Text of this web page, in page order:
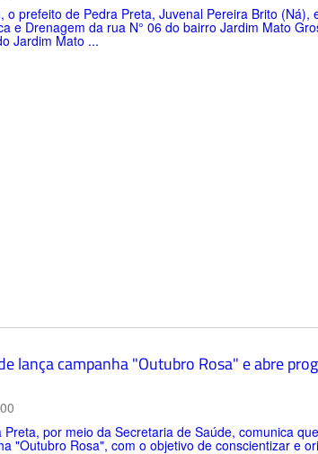
o prefeito de Pedra Preta, Juvenal Pereira Brito
e Drenagem da rua N° 06 do bairro Jardim Mato
Jardim Mato ...
lança campanha "Outubro Rosa" e abre
Preta, por meio da Secretaria de Saúde, comunica
"Outubro Rosa", com o objetivo de conscientizar e